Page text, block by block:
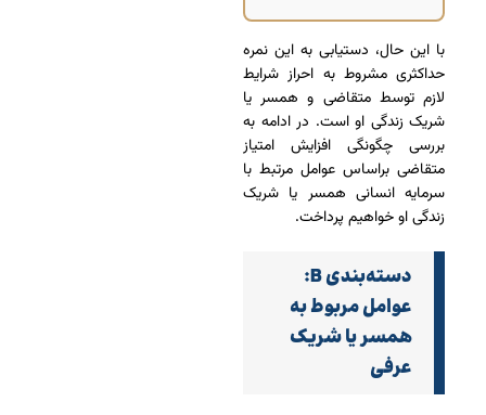
با این حال، دستیابی به این نمره
حداکثری مشروط به احراز شرایط
لازم توسط متقاضی و همسر یا
شریک زندگی او است. در ادامه به
بررسی چگونگی افزایش امتیاز
متقاضی براساس عوامل مرتبط با
سرمایه انسانی همسر یا شریک
زندگی او خواهیم پرداخت.
دسته‌بندی B:
عوامل مربوط به
همسر یا شریک
عرفی